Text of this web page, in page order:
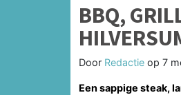
BBQ,
Door Redactie op 7
Een sappige steak,